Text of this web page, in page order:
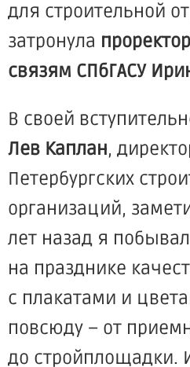
для строительной
затронула
связям СПбГАСУ
В своей
Лев Каплан,
Петербургских
организаций,
лет назад я
на празднике
с плакатами и
повсюду – от
до стройплощадки.